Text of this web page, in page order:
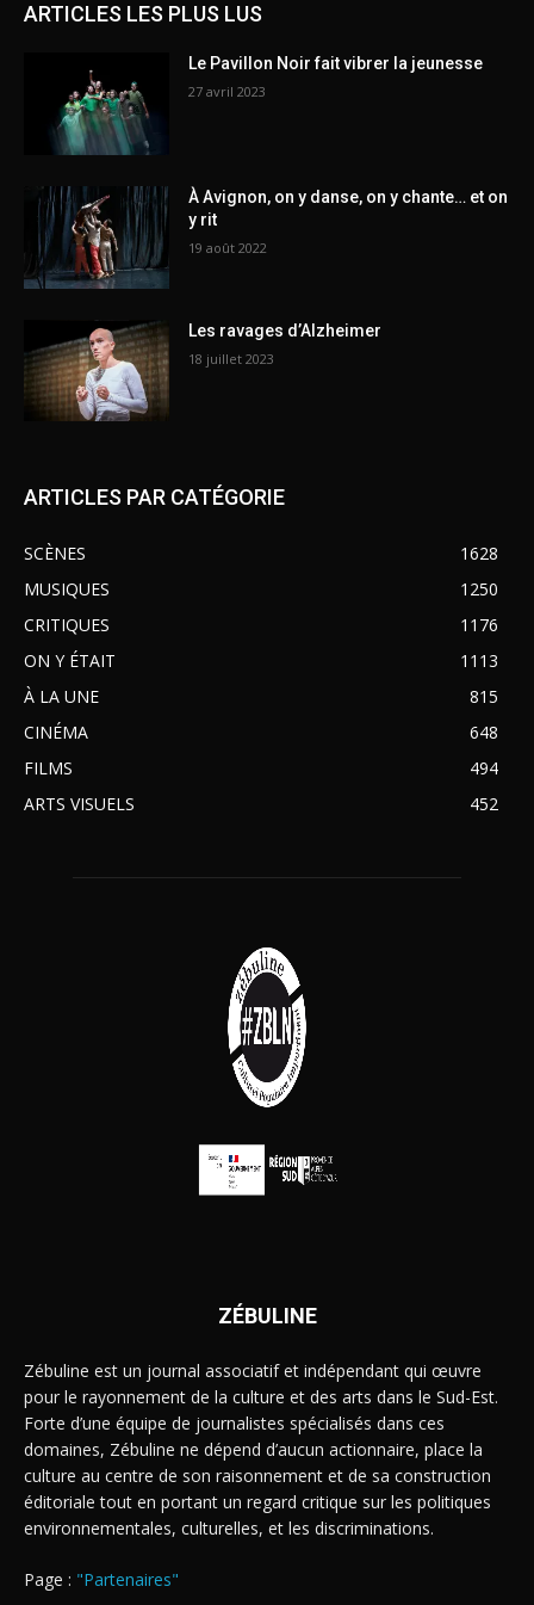
ARTICLES LES PLUS LUS
Le Pavillon Noir fait vibrer la jeunesse
27 avril 2023
À Avignon, on y danse, on y chante… et on
y rit
19 août 2022
Les ravages d’Alzheimer
18 juillet 2023
ARTICLES PAR CATÉGORIE
SCÈNES
1628
MUSIQUES
1250
CRITIQUES
1176
ON Y ÉTAIT
1113
À LA UNE
815
CINÉMA
648
FILMS
494
ARTS VISUELS
452
ZÉBULINE
Zébuline est un journal associatif et indépendant qui œuvre
pour le rayonnement de la culture et des arts dans le Sud-Est.
Forte d’une équipe de journalistes spécialisés dans ces
domaines, Zébuline ne dépend d’aucun actionnaire, place la
culture au centre de son raisonnement et de sa construction
éditoriale tout en portant un regard critique sur les politiques
environnementales, culturelles, et les discriminations.
Page : "Partenaires"